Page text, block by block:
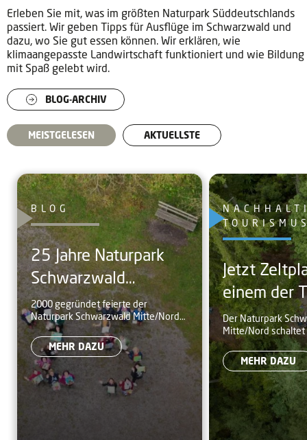
Erleben Sie mit, was im größten Naturpark Süddeutschlands
passiert. Wir geben Tipps für Ausflüge im Schwarzwald und
dazu, wo Sie gut essen können. Wir erklären, wie
klimaangepasste Landwirtschaft funktioniert und wie Bildung
mit Spaß gelebt wird.
BLOG-ARCHIV
MEISTGELESEN AKTUELLSTE
BLOG
25 Jahre Naturpark
Schwarzwald
Mitte/Nord:
Höhepunkte aus dem
Jubiläumsjahr 2025
2000 gegründet feierte der
Naturpark Schwarzwald Mitte/Nord
in diesem Jahr sein 25-jähriges
Bestehen. Ein Rückblick auf die
Höhepunkte des Jubiläumsjahres.
MEHR DAZU
Jetzt
einem der Trekking-
Camps im
Der Naturpark
Mitte/Nord schaltet
Buchungsplattform
Uhr frei.MEHR DAZU